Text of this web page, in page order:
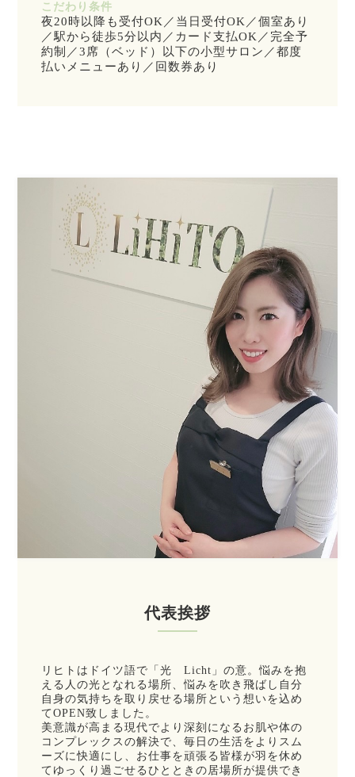
こだわり条件
夜20時以降も受付OK／当日受付OK／個室あり
／駅から徒歩5分以内／カード支払OK／完全予
約制／3席（ベッド）以下の小型サロン／都度
払いメニューあり／回数券あり
代表挨拶
リヒトはドイツ語で「光 Licht」の意。悩みを抱
える人の光となれる場所、悩みを吹き飛ばし自分
自身の気持ちを取り戻せる場所という想いを込め
てOPEN致しました。
美意識が高まる現代でより深刻になるお肌や体の
コンプレックスの解決で、毎日の生活をよりスム
ーズに快適にし、お仕事を頑張る皆様が羽を休め
てゆっくり過ごせるひとときの居場所が提供でき